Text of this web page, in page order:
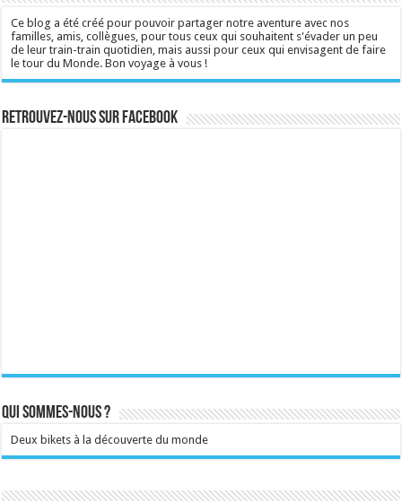
Ce blog a été créé pour pouvoir partager notre aventure avec nos
familles, amis, collègues, pour tous ceux qui souhaitent s'évader un peu
de leur train-train quotidien, mais aussi pour ceux qui envisagent de faire
le tour du Monde. Bon voyage à vous !
Retrouvez-nous sur Facebook
Qui sommes-nous ?
Deux bikets à la découverte du monde